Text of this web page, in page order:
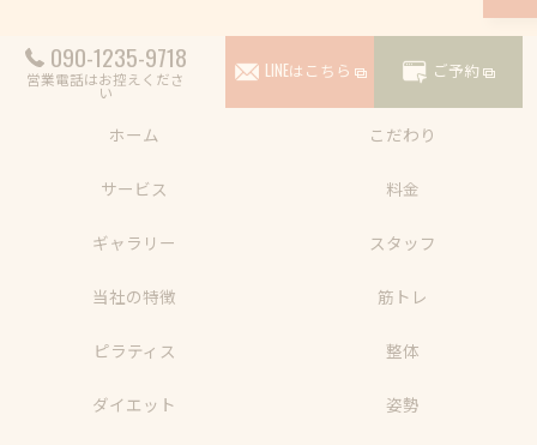
090-1235-9718
営業電話はお控えくださ
い
LINEはこちら ご予約
ホーム こだわり
サービス 料金
ギャラリー スタッフ
当社の特徴 筋トレ
ピラティス 整体
ダイエット 姿勢